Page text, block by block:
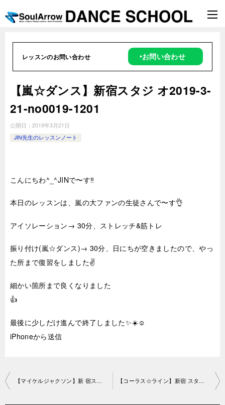
レッスンのお問い合わせ ‣お問い合わせ
【嵐☆ダンス】新宿スタジ オ2019-3-
21-no0019-1201
公開日： 2019年3月21日
JIN先生のレッスンノート
こんにちわ^_^JINで〜す‼︎
本日のレッスンは、嵐の大ファンの生徒さんで〜す👌
アイソレーション→ 30分、ストレッチ&筋トレ
振り付け(嵐☆ダンス)→ 30分、日にちが空きましたので、やっ
た所まで復習をしました✌️
細かい箇所まで良くなりました
👍
最後に少しだけ進んで終了しました✨☀️☺️
iPhoneから送信
投
【マイケルジャクソン】新 宿スタジオ2019-3-21-no0019-1217 【コーラス☆ライン】新宿 スタジオ2019-3-21-no0019-1163